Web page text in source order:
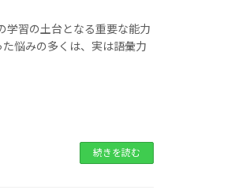
学習の土台となる重要な能力
悩みの多くは、実は語彙力
続きを読む